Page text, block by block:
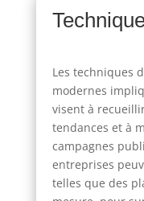
Les techniques
modernes
visent à
tendances et à
campagnes
entreprises
telles que des